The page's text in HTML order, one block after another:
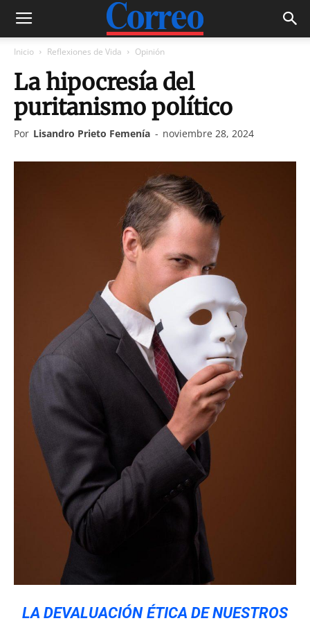
Inicio Reflexiones de Vida Opinión
La hipocresía del
puritanismo político
Por Lisandro Prieto Femenía - noviembre 28, 2024
LA DEVALUACIÓN ÉTICA DE NUESTROS